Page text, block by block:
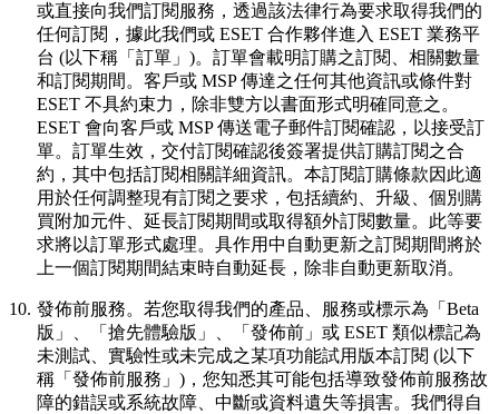
或直接向我們訂閱服務，透過該法律行為要求取得我們的
任何訂閱，據此我們或 ESET 合作夥伴進入 ESET 業務平
台 (以下稱「 訂單 」)。訂單會載明訂購之訂閱、相關數量
和訂閱期間。客戶或 MSP 傳達之任何其他資訊或條件對
ESET 不具約束力，除非雙方以書面形式明確同意之。
ESET 會向客戶或 MSP 傳送電子郵件訂閱確認，以接受訂
單。訂單生效，交付訂閱確認後簽署提供訂購訂閱之合
約，其中包括訂閱相關詳細資訊。本訂閱訂購條款因此適
用於任何調整現有訂閱之要求，包括續約、升級、個別購
買附加元件、延長訂閱期間或取得額外訂閱數量。此等要
求將以訂單形式處理。具作用中自動更新之訂閱期間將於
上一個訂閱期間結束時自動延長，除非自動更新取消。
10. 發佈前服務。 若您取得我們的產品、服務或標示為「Beta
版」、「搶先體驗版」、「發佈前」或 ESET 類似標記為
未測試、實驗性或未完成之某項功能試用版本訂閱 (以下
稱「 發佈前服務 」)，您知悉其可能包括導致發佈前服務故
障的錯誤或系統故障、中斷或資料遺失等損害。我們得自